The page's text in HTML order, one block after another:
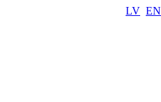
LV EN